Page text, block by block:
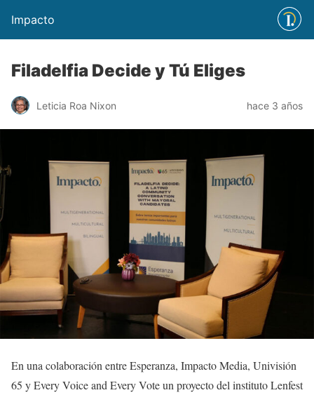
Impacto
Filadelfia Decide y Tú Eliges
Leticia Roa Nixon hace 3 años
En una colaboración entre Esperanza, Impacto Media, Univisión
65 y Every Voice and Every Vote un proyecto del instituto Lenfest